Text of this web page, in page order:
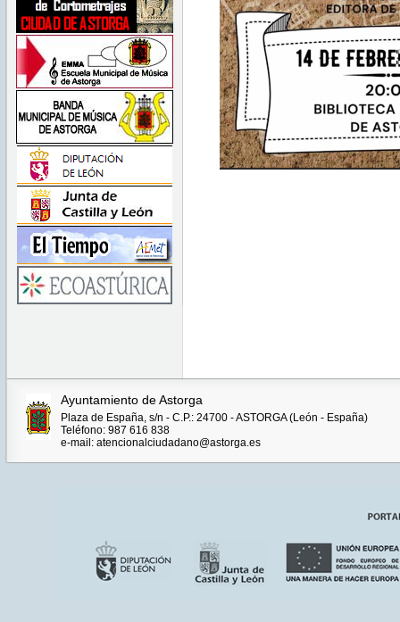
Ayuntamiento de Astorga
Plaza de España, s/n - C.P.: 24700 - ASTORGA (León - España)
Teléfono: 987 616 838
e-mail: atencionalciudadano@astorga.es